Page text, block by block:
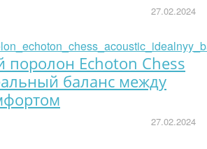
27.02.2024
поролон Echoton Chess
баланс между
27.02.2024